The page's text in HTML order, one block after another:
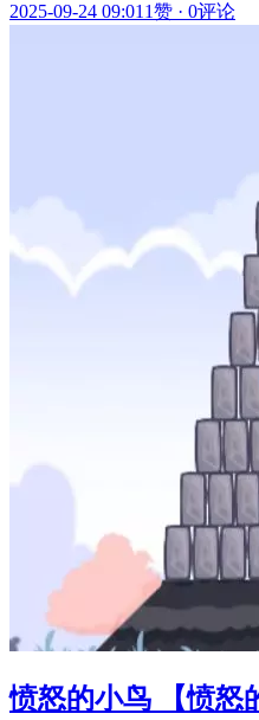
2025-09-24 09:01 1赞 · 0评论
愤怒的小鸟 【愤怒